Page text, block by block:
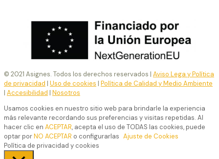
© 2021 Asignes. Todos los derechos reservados | Aviso Lega y Política
de privacidad | Uso de cookies | Política de Calidad y Medio Ambiente
| Accesibilidad | Nosotros
Usamos cookies en nuestro sitio web para brindarle la experiencia
más relevante recordando sus preferencias y visitas repetidas. Al
hacer clic en ACEPTAR, acepta el uso de TODAS las cookies, puede
optar porNO ACEPTAR o configurarlas Ajuste de Cookies
Política de privacidad y cookies